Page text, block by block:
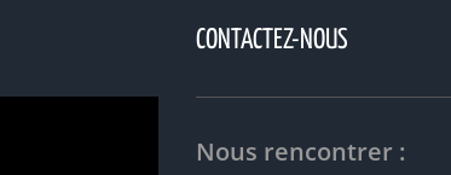
CONTACTEZ-NOUS
Nous rencontrer :